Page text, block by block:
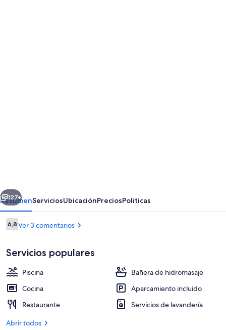
Parque acuático
Siguiente
127+
ResumenServiciosUbicaciónPreciosPolíticas
Comentarios
6,86,8 de 10
Ver 3 comentarios
Servicios populares
Piscina
Bañera de hidromasaje
Cocina
Aparcamiento incluido
Restaurante
Servicios de lavandería
Abrir todos